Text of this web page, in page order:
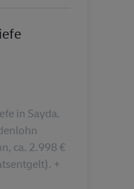
in Sayda.
ca. 2.998 €
+